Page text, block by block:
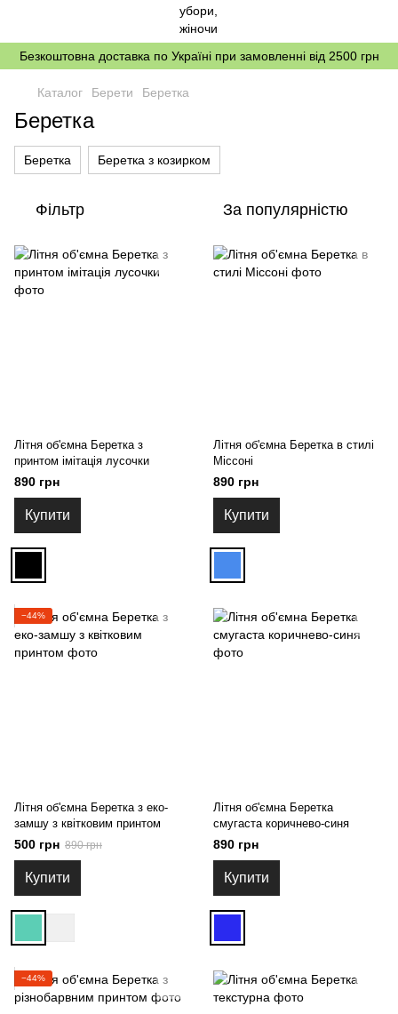
Безкоштовна доставка по Україні при замовленні від 2500 грн
Каталог Берети Беретка
Беретка
Беретка Беретка з козирком
Фільтр За популярністю
Літня об'ємна Беретка з
принтом імітація лусочки
890 грн
Купити
Літня об'ємна Беретка в стилі
Міссоні
890 грн
Купити
−44%
Літня об'ємна Беретка з еко-
замшу з квітковим принтом
500 грн 890 грн
Купити
Літня об'ємна Беретка
смугаста коричнево-синя
890 грн
Купити
−44%